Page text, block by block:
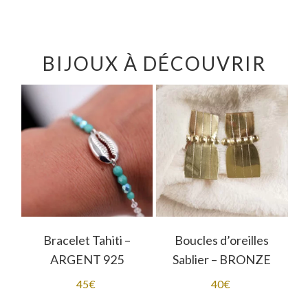
BIJOUX À DÉCOUVRIR
Bracelet Tahiti –
ARGENT 925
45€
Boucles d’oreilles
Sablier – BRONZE
40€